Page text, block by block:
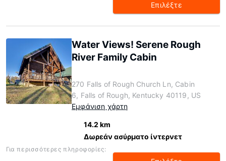
Επιλέξτε
Water Views! Serene Rough
River Family Cabin
270 Falls of Rough Church Ln, Cabin
6, Falls of Rough, Kentucky 40119, US
Εμφάνιση χάρτη
14.2 km
Δωρεάν ασύρματο ίντερνετ
Για περισσότερες πληροφορίες: